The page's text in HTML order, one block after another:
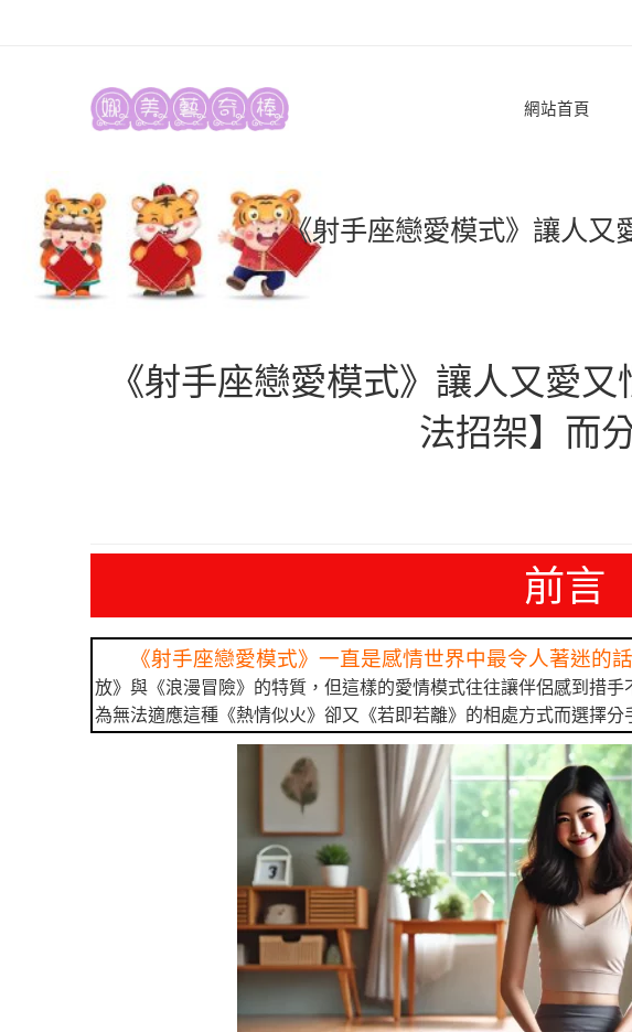
網站首頁
《射手座戀愛模式》讓人又
《射手座戀愛模式》讓人又愛
法招架】而
前言
《射手座戀愛模式》一直是感情世界中最令人著迷的
放》與《浪漫冒險》的特質，但這樣的愛情模式往往讓伴侶感到措
為無法適應這種《熱情似火》卻又《若即若離》的相處方式而選擇分